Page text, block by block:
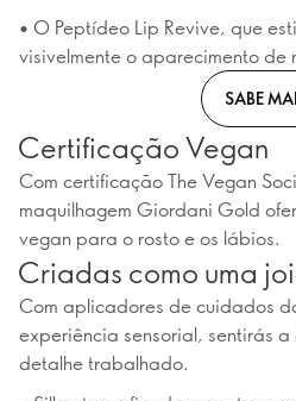
• O Peptídeo Lip Revive, que
visivelmente o aparecimento de
SABE
Certificação Vegan
Com certificação The Vegan
maquilhagem Giordani Gold
vegan para o rosto e os lábios.
Criadas como uma
Com aplicadores de cuidados
experiência sensorial, sentirás
detalhe trabalhado.